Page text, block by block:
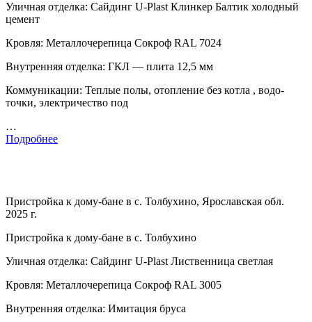
Уличная отделка: Сайдинг U-Plast Клинкер Балтик холодный
цемент
Кровля: Металлочерепица Сокроф RAL 7024
Внутренняя отделка: ГКЛ — плита 12,5 мм
Коммуникации: Теплые полы, отопление без котла , водо-
точки, электричество под
…
Подробнее
Пристройка к дому-бане в с. Толбухино, Ярославская обл.
2025 г.
Пристройка к дому-бане в с. Толбухино
Уличная отделка: Сайдинг U-Plast Лиственница светлая
Кровля: Металлочерепица Сокроф RAL 3005
Внутренняя отделка: Имитация бруса